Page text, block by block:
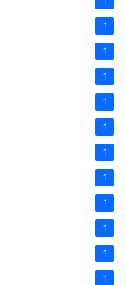
1
1
1
1
1
1
1
1
1
1
1